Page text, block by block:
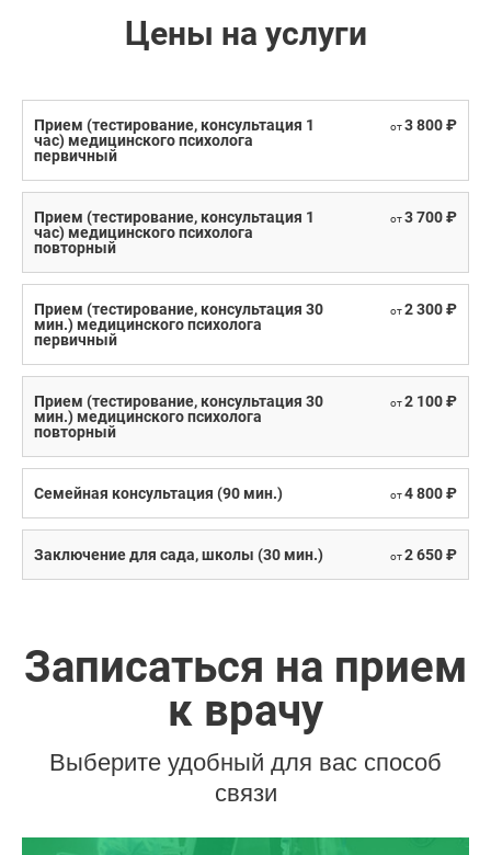
Цены на услуги
Прием (тестирование, консультация 1
час) медицинского психолога
первичный
от3 800 ₽
Прием (тестирование, консультация 1
час) медицинского психолога
повторный
от3 700 ₽
Прием (тестирование, консультация 30
мин.) медицинского психолога
первичный
от2 300 ₽
Прием (тестирование, консультация 30
мин.) медицинского психолога
повторный
от2 100 ₽
Семейная консультация (90 мин.) от4 800 ₽
Заключение для сада, школы (30 мин.) от2 650 ₽
Записаться на прием
к врачу
Выберите удобный для вас способ
связи